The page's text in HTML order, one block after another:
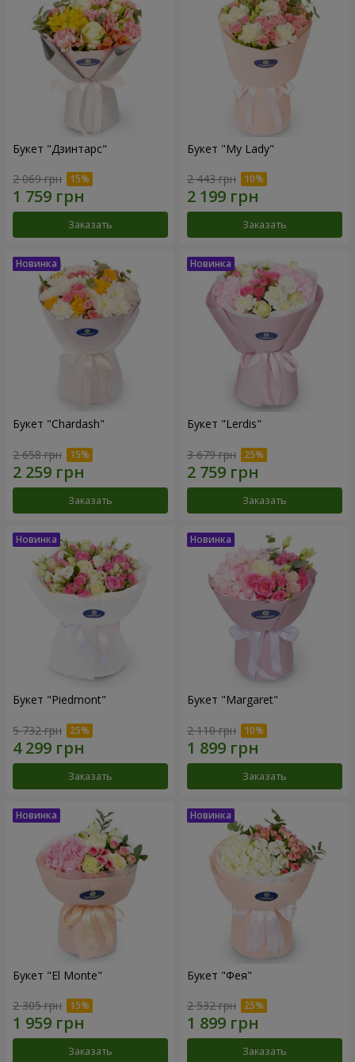
Букет "Дзинтарс"
2 069 грн
Заказать
Букет "My Lady"
2 443 грн
Заказать
Букет "Chardash"
2 658 грн
Заказать
Букет "Lerdis"
3 679 грн
Заказать
Букет "Piedmont"
5 732 грн
Заказать
Букет "Margaret"
2 110 грн
Заказать
Букет "El Monte"
2 305 грн
Заказать
Букет "Фея"
2 532 грн
Заказать